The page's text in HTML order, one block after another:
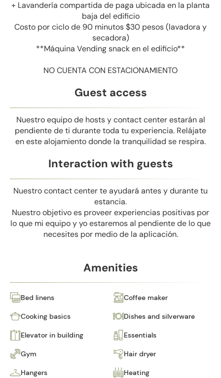
+ Lavandería compartida de paga ubicada en la planta
baja del edificio
Costo por ciclo de 90 minutos $30 pesos (lavadora y
secadora)
**Máquina Vending snack en el edificio**
NO CUENTA CON ESTACIONAMIENTO
Guest access
Nuestro equipo de hosts y contact center estarán al
pendiente de ti durante toda tu experiencia. Relájate
en este alojamiento donde la tranquilidad se respira.
Interaction with guests
Nuestro contact center te ayudará antes y durante tu
estancia.
Nuestro objetivo es proveer experiencias positivas por
lo que mi equipo y yo estaremos al pendiente de lo que
necesites por medio de la aplicación.
Amenities
Bed linens Coffee maker
Cooking basics Dishes and silverware
Elevator in building Essentials
Gym Hair dryer
Hangers Heating